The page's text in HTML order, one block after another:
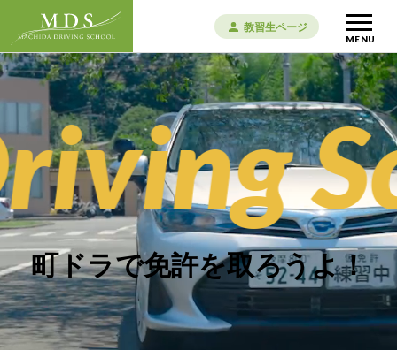
教習生ページ
MENU
町ドラで免許を取ろうよ！